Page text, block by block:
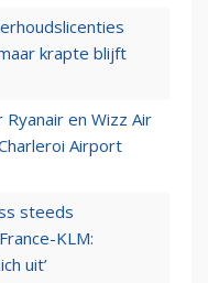
krapte blijft
en Wizz Air
Airport
steeds
KLM:
uit’